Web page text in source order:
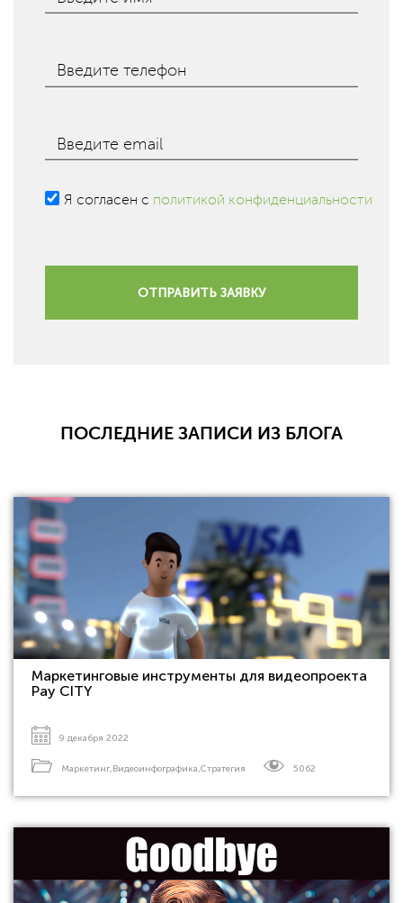
Введите телефон
Введите email
Я согласен с политикой конфиденциальности
ОТПРАВИТЬ ЗАЯВКУ
ПОСЛЕДНИЕ ЗАПИСИ ИЗ БЛОГА
Маркетинговые инструменты для видеопроекта
Pay CITY
9 декабря 2022
Маркетинг,Видеоинфографика,Стратегия 5062